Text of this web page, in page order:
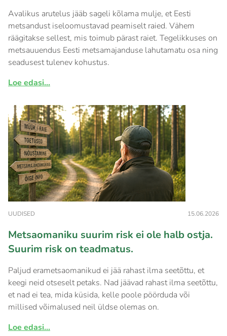
Avalikus arutelus jääb sageli kõlama mulje, et Eesti
metsandust iseloomustavad peamiselt raied. Vähem
räägitakse sellest, mis toimub pärast raiet. Tegelikkuses on
metsauuendus Eesti metsamajanduse lahutamatu osa ning
seadusest tulenev kohustus.
Loe edasi...
UUDISED 15.06.2026
Metsaomaniku suurim risk ei ole halb ostja.
Suurim risk on teadmatus.
Paljud erametsaomanikud ei jää rahast ilma seetõttu, et
keegi neid otseselt petaks. Nad jäävad rahast ilma seetõttu,
et nad ei tea, mida küsida, kelle poole pöörduda või
millised võimalused neil üldse olemas on.
Loe edasi...